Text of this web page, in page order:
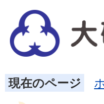
現在のページ